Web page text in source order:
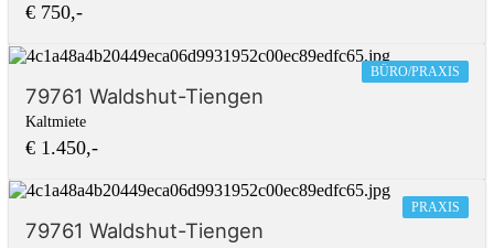
€ 750,-
BÜRO/PRAXIS
79761 Waldshut-Tiengen
Kaltmiete
€ 1.450,-
PRAXIS
79761 Waldshut-Tiengen